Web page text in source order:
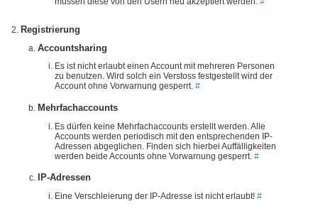
Registrierung
Accountsharing
Es ist nicht erlaubt einen Account mit mehreren Personen
zu benutzen. Wird solch ein Verstoss festgestellt wird der
Account ohne Vorwarnung gesperrt. #
Mehrfachaccounts
Es dürfen keine Mehrfachaccounts erstellt werden. Alle
Accounts werden periodisch mit den entsprechenden IP-
Adressen abgeglichen. Finden sich hierbei Auffälligkeiten
werden beide Accounts ohne Vorwarnung gesperrt. #
IP-Adressen
Eine Verschleierung der IP-Adresse ist nicht erlaubt! #